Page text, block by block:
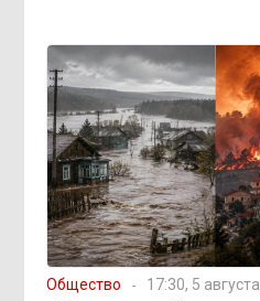
Общество 17:30, 5 августа